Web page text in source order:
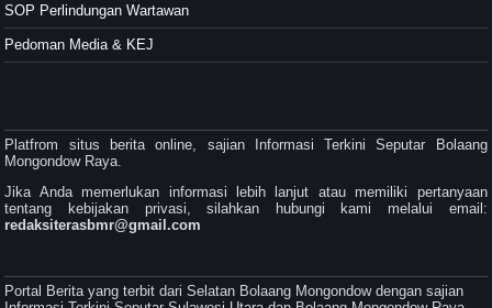
SOP Perlindungan Wartawan
Pedoman Media & KEJ
Platfrom situs berita online, sajian Informasi Terkini Seputar Bolaang
Mongondow Raya.
Jika Anda memerlukan informasi lebih lanjut atau memiliki pertanyaan
tentang kebijakan privasi, silahkan hubungi kami melalui email:
redaksiterasbmr@gmail.com
Portal Berita yang terbit dari Selatan Bolaang Mongondow dengan sajian